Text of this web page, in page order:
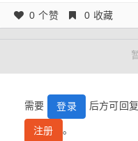
0 个赞 0 收藏
需要 登录 后方可回
注册 。